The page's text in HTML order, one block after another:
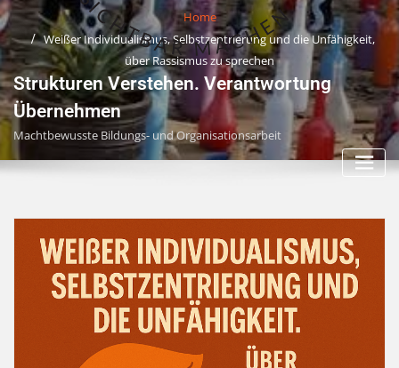
Strukturen Verstehen. Verantwortung
Übernehmen
Machtbewusste Bildungs- und Organisationsarbeit
Home
Weißer Individualismus, Selbstzentrierung und die Unfähigkeit,
über Rassismus zu sprechen